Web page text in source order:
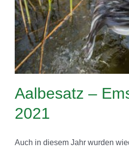
Aalbesatz –
2021
Auch in diesem Jahr wurden